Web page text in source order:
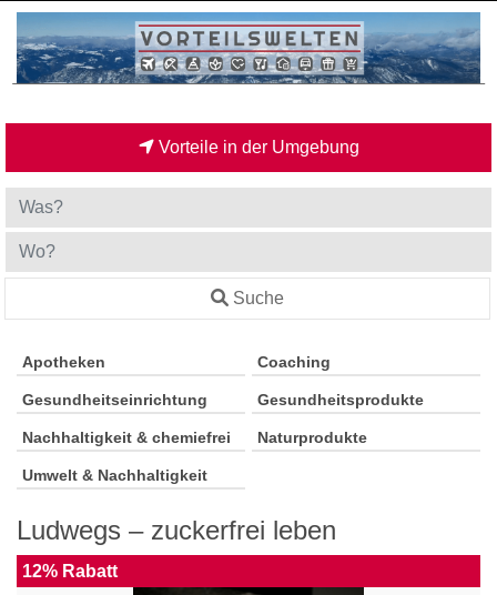
Vorteile in der Umgebung
Suche
Apotheken Coaching
Gesundheitseinrichtung Gesundheitsprodukte
Nachhaltigkeit & chemiefrei Naturprodukte
Umwelt & Nachhaltigkeit
Ludwegs – zuckerfrei leben
12% Rabatt